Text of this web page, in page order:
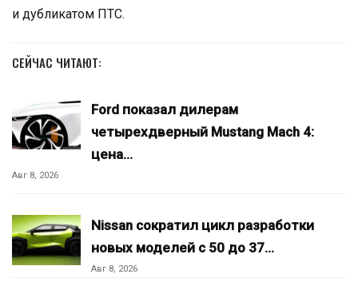
и дубликатом ПТС.
СЕЙЧАС ЧИТАЮТ:
Ford показал дилерам
четырехдверный Mustang Mach 4:
цена…
Авг 8, 2026
Nissan сократил цикл разработки
новых моделей с 50 до 37…
Авг 8, 2026